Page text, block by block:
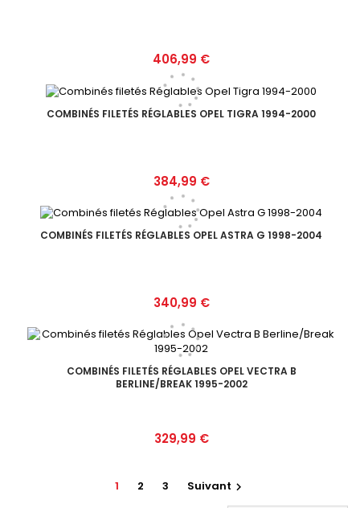
Prix
406,99 €
COMBINÉS FILETÉS RÉGLABLES OPEL TIGRA 1994-2000
Prix
384,99 €
COMBINÉS FILETÉS RÉGLABLES OPEL ASTRA G 1998-2004
Prix
340,99 €
COMBINÉS FILETÉS RÉGLABLES OPEL VECTRA B
BERLINE/BREAK 1995-2002
Prix
329,99 €
1 2 3 Suivant 